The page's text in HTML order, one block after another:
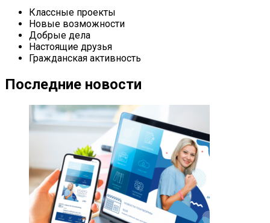
Классные проекты
Новые возможности
Добрые дела
Настоящие друзья
Гражданская активность
Последние новости